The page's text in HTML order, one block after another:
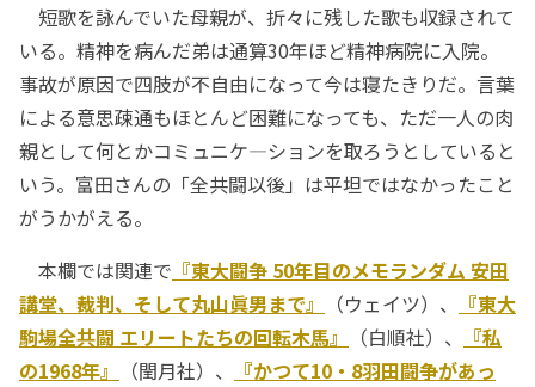
短歌を詠んでいた母親が、折々に残した歌も収録されて
いる。精神を病んだ弟は通算30年ほど精神病院に入院。
事故が原因で四肢が不自由になって今は寝たきりだ。言葉
による意思疎通もほとんど困難になっても、ただ一人の肉
親として何とかコミュニケ―ションを取ろうとしていると
いう。富田さんの「全共闘以後」は平坦ではなかったこと
がうかがえる。
本欄では関連で 『東大闘争 50年目のメモランダム 安田
講堂、裁判、そして丸山眞男まで』
（ウェイツ）、
『東大
駒場全共闘 エリートたちの回転木馬』
（白順社）、
『私
の1968年』
（閏月社）、 『かつて10・8羽田闘争があっ